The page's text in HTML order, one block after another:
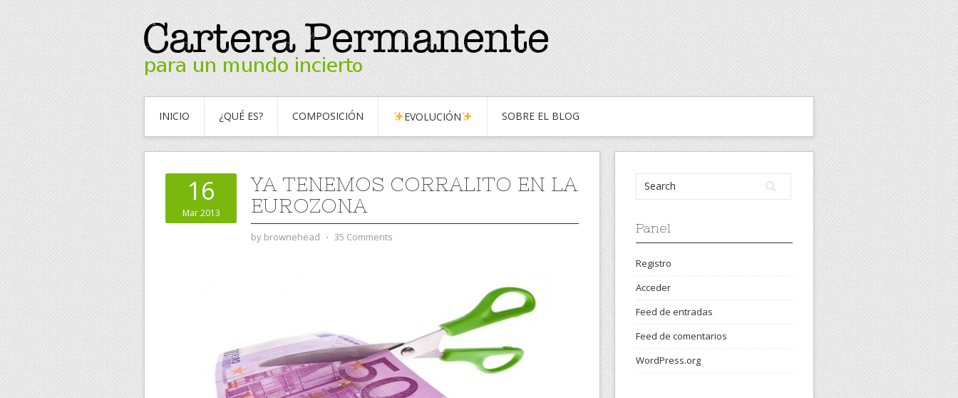
INICIO ¿QUÉ ES? COMPOSICIÓN EVOLUCIÓN SOBRE EL BLOG
16
Mar 2013
YA TENEMOS CORRALITO EN LA
EUROZONA
by brownehead ⋅ 35 Comments
Panel
Registro
Acceder
Feed de entradas
Feed de comentarios
WordPress.org